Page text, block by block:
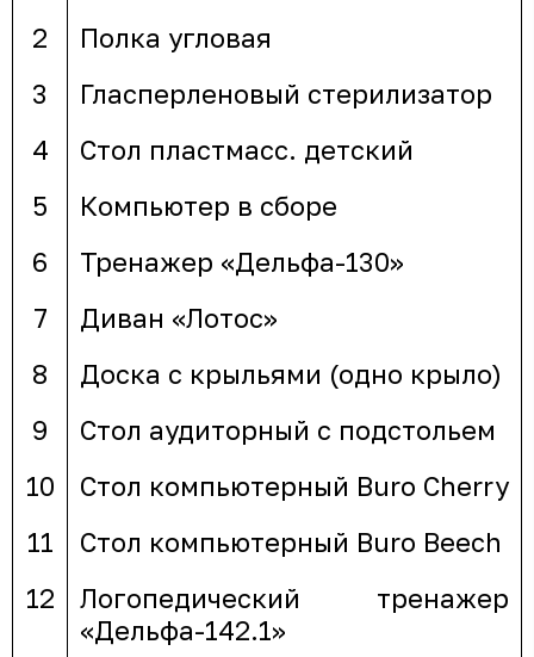
2
Полка угловая
3
Гласперленовый стерилизатор
4
Стол пластмасс. детский
5
Компьютер в сборе
6
Тренажер «Дельфа-130»
7
Диван «Лотос»
8
Доска с крыльями (одно крыло)
9
Стол аудиторный с подстольем
10
Стол компьютерный Buro Cherry
11
Стол компьютерный Buro Beech
12
Логопедический тренажер
«Дельфа-142.1»